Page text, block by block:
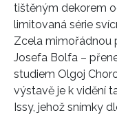
tištěným dekorem
limitovaná série
Zcela mimořádnou
Josefa Bolfa –
studiem Olgoj
výstavě je k vidění
Issy, jehož snímky